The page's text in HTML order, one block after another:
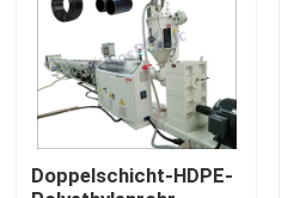
Doppelschicht-HDPE-